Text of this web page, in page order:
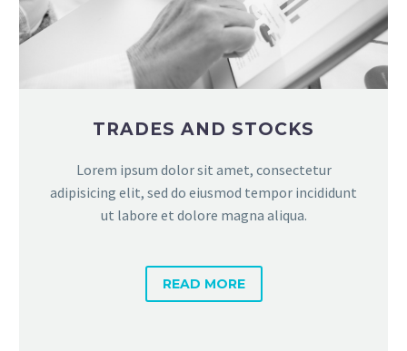
TRADES AND STOCKS
Lorem ipsum dolor sit amet, consectetur
adipisicing elit, sed do eiusmod tempor incididunt
ut labore et dolore magna aliqua.
READ MORE